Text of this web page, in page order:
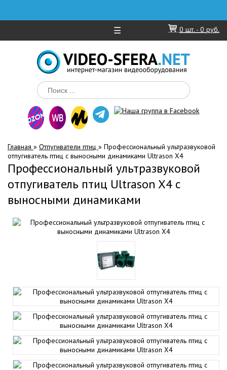
☰ 0 шт. - 0 руб.
Главная » Отпугиватели птиц » Профессиональный ультразвуковой
отпугиватель птиц с выносными динамиками Ultrason X4
Профессиональный ультразвуковой
отпугиватель птиц Ultrason X4 с
выносными динамиками